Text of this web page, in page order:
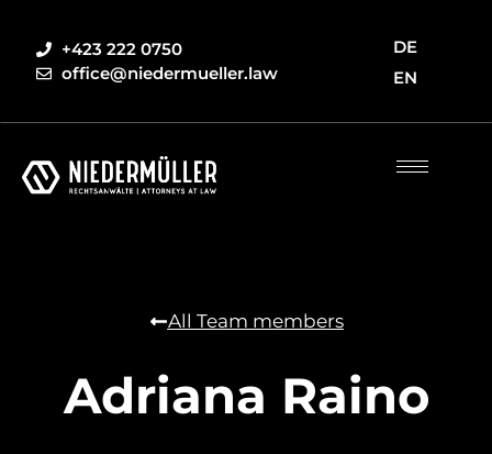
+423 222 0750
office@niedermueller.law
DE
EN
All Team members
Adriana Raino